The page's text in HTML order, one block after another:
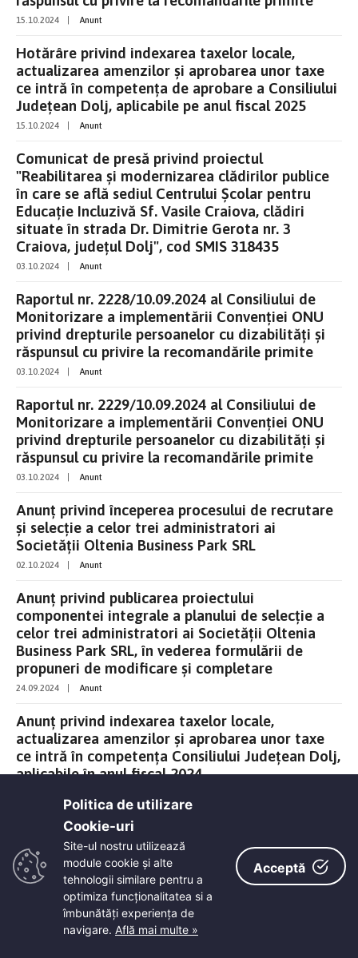
15.10.2024 Anunt
Hotărâre privind indexarea taxelor locale,
actualizarea amenzilor și aprobarea unor taxe
ce intră în competența de aprobare a Consiliului
Județean Dolj, aplicabile pe anul fiscal 2025
15.10.2024 Anunt
Comunicat de presă privind proiectul
"Reabilitarea și modernizarea clădirilor publice
în care se află sediul Centrului Școlar pentru
Educație Incluzivă Sf. Vasile Craiova, clădiri
situate în strada Dr. Dimitrie Gerota nr. 3
Craiova, județul Dolj", cod SMIS 318435
03.10.2024 Anunt
Raportul nr. 2228/10.09.2024 al Consiliului de
Monitorizare a implementării Convenției ONU
privind drepturile persoanelor cu dizabilități și
răspunsul cu privire la recomandările primite
03.10.2024 Anunt
Raportul nr. 2229/10.09.2024 al Consiliului de
Monitorizare a implementării Convenției ONU
privind drepturile persoanelor cu dizabilități și
răspunsul cu privire la recomandările primite
03.10.2024 Anunt
Anunț privind începerea procesului de recrutare
și selecție a celor trei administratori ai
Societății Oltenia Business Park SRL
02.10.2024 Anunt
Anunț privind publicarea proiectului
componentei integrale a planului de selecție a
celor trei administratori ai Societății Oltenia
Business Park SRL, în vederea formulării de
propuneri de modificare și completare
24.09.2024 Anunt
Anunț privind indexarea taxelor locale,
actualizarea amenzilor și aprobarea unor taxe
ce intră în competența Consiliului Județean Dolj,
aplicabile în anul fiscal 2024
Anunț publicare profil administratori societatea
Oltenia Business Park SRL
18.09.2024 | Anunt
Anunț privind închirierea prin licitație publică a
trei spații situate în sediul Consiliului Județean
Dolj, str. Olteț nr.4
Politica de utilizare
Cookie-uri‎
Site-ul nostru utilizează
module cookie și alte
tehnologii similare pentru a
optimiza funcţionalitatea si a
îmbunătăţi experienţa de
navigare. Află mai multe »
Acceptă